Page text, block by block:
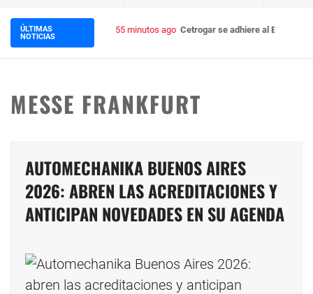
ÚLTIMAS
NOTICIAS
55 minutos ago Cetrogar se adhiere al Black
MESSE FRANKFURT
AUTOMECHANIKA BUENOS AIRES
2026: ABREN LAS ACREDITACIONES Y
ANTICIPAN NOVEDADES EN SU AGENDA